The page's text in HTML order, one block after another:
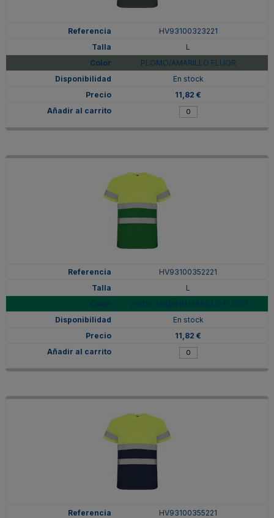
HV93100323221
L
PLOMO/AMARILLO FLUOR
En stock
11,82 €
HV93100352221
L
En stock
11,82 €
HV93100355221